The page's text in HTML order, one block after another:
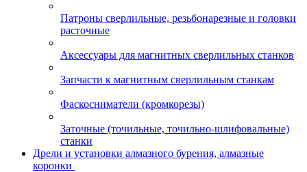
Патроны сверлильные, резьбонарезные и головки
расточные
Аксессуары для магнитных сверлильных станков
Запчасти к магнитным сверлильным станкам
Фаскосниматели (кромкорезы)
Заточные (точильные, точильно-шлифовальные)
станки
Дрели и установки алмазного бурения, алмазные
коронки